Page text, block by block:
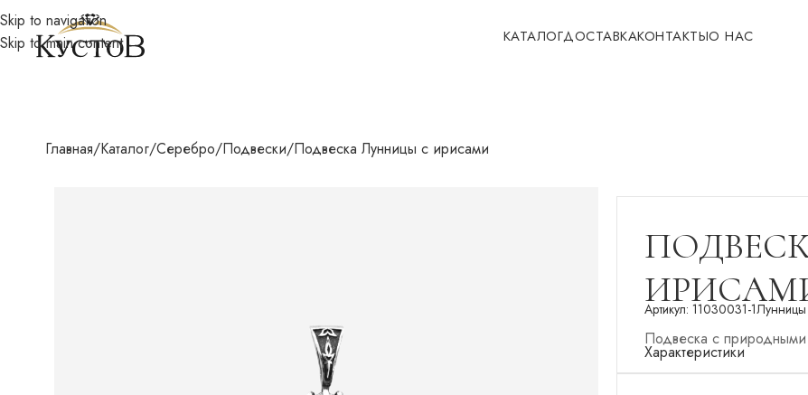
Skip to navigation
Skip to main content
КАТАЛОГДОСТАВКАКОНТАКТЫО НАС
Главная Каталог Серебро Подвески Подвеска Лунницы с ирисами
Артикул: 11030031-1Лунницы
Подвеска с
Характеристики